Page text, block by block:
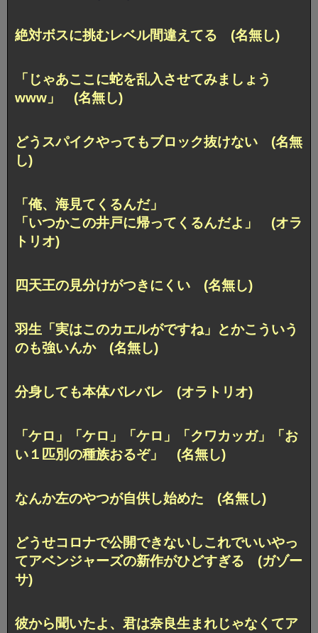
絶対ボスに挑むレベル間違えてる (名無し)
「じゃあここに蛇を乱入させてみましょう
www」 (名無し)
どうスパイクやってもブロック抜けない (名無
し)
「俺、海見てくるんだ」
「いつかこの井戸に帰ってくるんだよ」 (オラ
トリオ)
四天王の見分けがつきにくい (名無し)
羽生「実はこのカエルがですね」とかこういう
のも強いんか (名無し)
分身しても本体バレバレ (オラトリオ)
「ケロ」「ケロ」「ケロ」「クワカッガ」「お
い１匹別の種族おるぞ」 (名無し)
なんか左のやつが自供し始めた (名無し)
どうせコロナで公開できないしこれでいいやっ
てアベンジャーズの新作がひどすぎる (ガゾー
サ)
彼から聞いたよ、君は奈良生まれじゃなくてア